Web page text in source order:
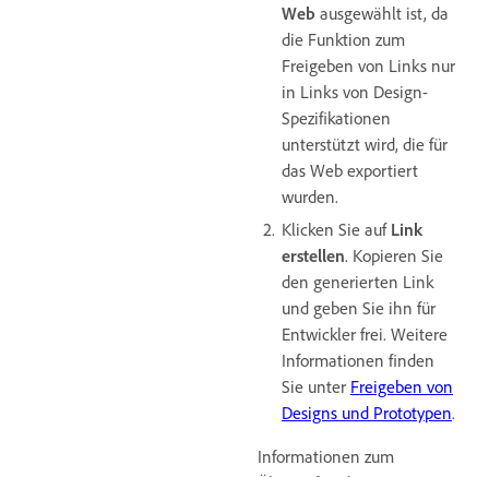
Web ausgewählt ist, da
die Funktion zum
Freigeben von Links nur
in Links von Design-
Spezifikationen
unterstützt wird, die für
das Web exportiert
wurden.
Klicken Sie auf Link
erstellen. Kopieren Sie
den generierten Link
und geben Sie ihn für
Entwickler frei. Weitere
Informationen finden
Sie unter Freigeben von
Designs und Prototypen.
Informationen zum